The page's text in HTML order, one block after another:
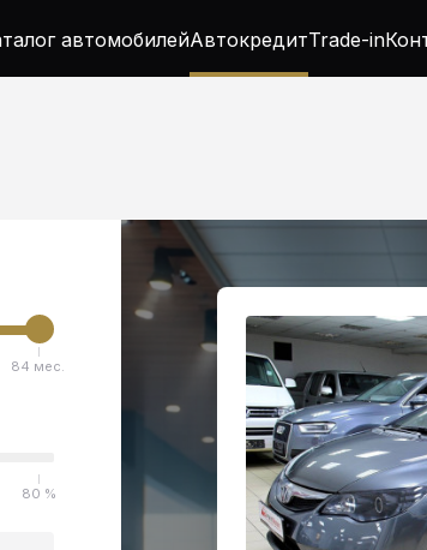
автомобилейАвтокредитTrade-in
84 мес.
80 %